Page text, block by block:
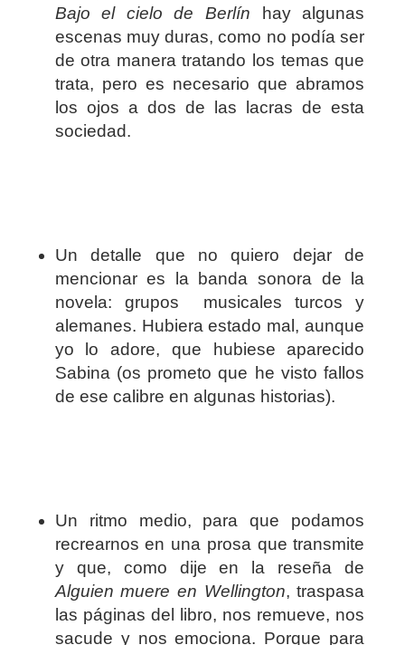
Bajo el cielo de Berlín hay algunas
escenas muy duras, como no podía ser
de otra manera tratando los temas que
trata, pero es necesario que abramos
los ojos a dos de las lacras de esta
sociedad.
Un detalle que no quiero dejar de
mencionar es la banda sonora de la
novela: grupos musicales turcos y
alemanes. Hubiera estado mal, aunque
yo lo adore, que hubiese aparecido
Sabina (os prometo que he visto fallos
de ese calibre en algunas historias).
Un ritmo medio, para que podamos
recrearnos en una prosa que transmite
y que, como dije en la reseña de
Alguien muere en Wellington, traspasa
las páginas del libro, nos remueve, nos
sacude y nos emociona. Porque para